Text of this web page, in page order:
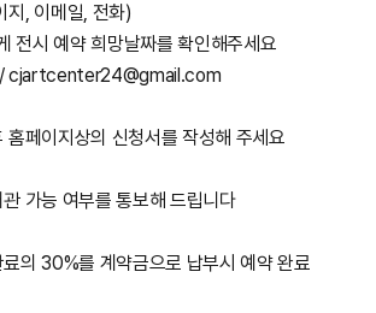
지, 이메일, 전화)
전시 예약 희망날짜를 확인해주세요
cjartcenter24@gmail.com
홈페이지상의 신청서를 작성해 주세요
가능 여부를 통보해 드립니다
의 30%를 계약금으로 납부시 예약 완료